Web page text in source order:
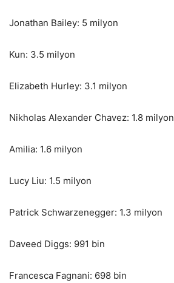
Jonathan Bailey: 5 milyon
Kun: 3.5 milyon
Elizabeth Hurley: 3.1 milyon
Nikholas Alexander Chavez: 1.8 milyon
Amilia: 1.6 milyon
Lucy Liu: 1.5 milyon
Patrick Schwarzenegger: 1.3 milyon
Daveed Diggs: 991 bin
Francesca Fagnani: 698 bin